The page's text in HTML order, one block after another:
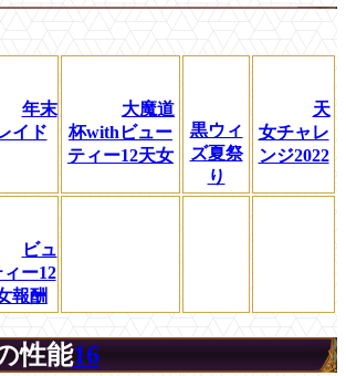
年末
イド
大魔道
杯withビュー
ティー12天女
黒ウィ
ズ夏祭
り
天
女チャレ
ンジ2022
ビュ
ー12
報酬
性能16